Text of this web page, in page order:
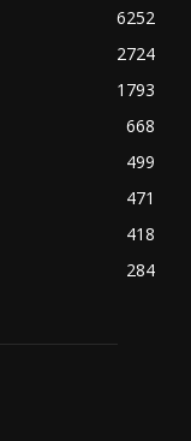
6252
2724
1793
668
499
471
418
284